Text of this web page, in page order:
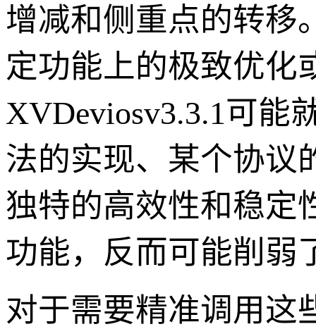
增减和侧重点的转移
定功能上的极致优化
XVDeviosv3.3.1可能
法的实现、某个协议
独特的高效性和稳定
功能，反而可能削弱
对于需要精准调用这